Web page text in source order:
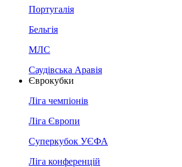
Португалія
Бельгія
МЛС
Саудівська Аравія
Єврокубки
Ліга чемпіонів
Ліга Європи
Суперкубок УЄФА
Ліга конференцій